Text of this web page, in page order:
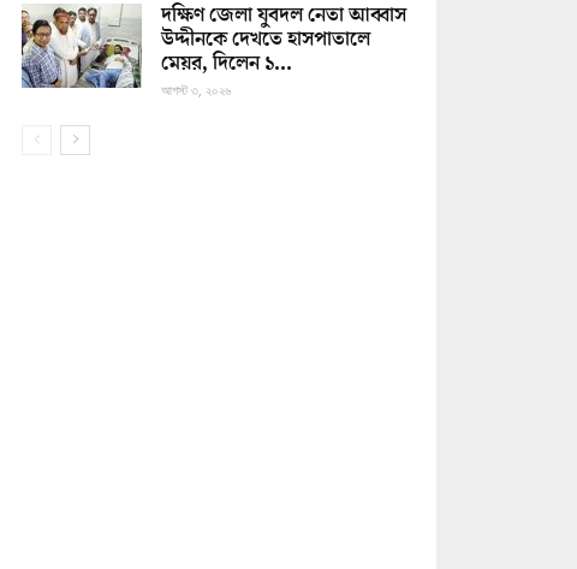
দক্ষিণ জেলা যুবদল নেতা আব্বাস
উদ্দীনকে দেখতে হাসপাতালে
মেয়র, দিলেন ১...
আগস্ট ৩, ২০২৬